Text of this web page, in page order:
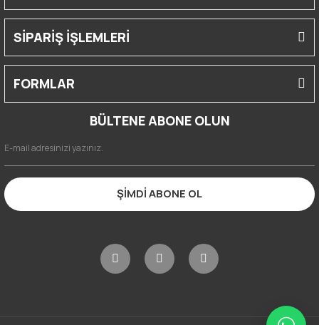
SİPARİŞ İŞLEMLERİ
FORMLAR
BÜLTENE ABONE OLUN
ŞİMDİ ABONE OL